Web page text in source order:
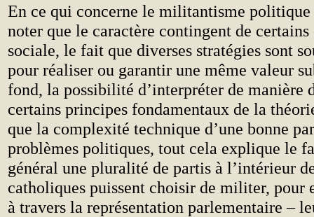
En ce qui concerne le militantisme
noter que le caractère contingent de
sociale, le fait que diverses stratégies sont
pour réaliser ou garantir une même valeur
fond, la possibilité d’interpréter de manière
certains principes fondamentaux de la
que la complexité technique d’une bonne
problèmes politiques, tout cela explique le
général une pluralité de partis à l’intérieur
catholiques puissent choisir de militer, pour
à travers la représentation parlementaire –